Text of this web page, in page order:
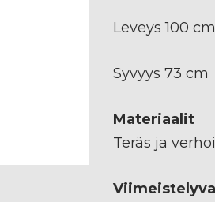
Leveys 100 cm
Syvyys 73 cm
Materiaalit
Teräs ja